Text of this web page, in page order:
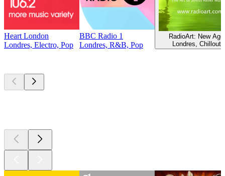
Heart London
Londres, Electro, Pop
BBC Radio 1
Londres, R&B, Pop
RadioArt: New Age
Londres, Chillout